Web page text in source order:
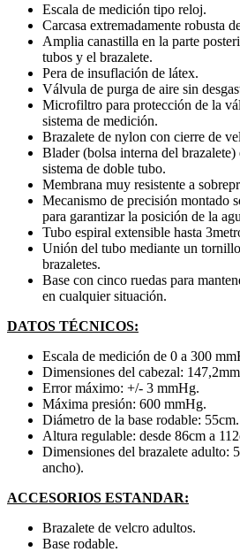
Escala de medición tipo reloj.
Carcasa extremadamente robusta
Amplia canastilla en la parte
tubos y el brazalete.
Pera de insuflación de látex.
Válvula de purga de aire sin
Microfiltro para protección de la
sistema de medición.
Brazalete de nylon con cierre de
Blader (bolsa interna del
sistema de doble tubo.
Membrana muy resistente a
Mecanismo de precisión montado
para garantizar la posición de la
Tubo espiral extensible hasta
Unión del tubo mediante un
brazaletes.
Base con cinco ruedas para
en cualquier situación.
DATOS TÉCNICOS:
Escala de medición de 0 a 300
Dimensiones del cabezal:
Error máximo: +/- 3 mmHg.
Máxima presión: 600 mmHg.
Diámetro de la base rodable: 55cm.
Altura regulable: desde 86cm a
Dimensiones del brazalete adulto:
ancho).
ACCESORIOS ESTANDAR:
Brazalete de velcro adultos.
Base rodable.